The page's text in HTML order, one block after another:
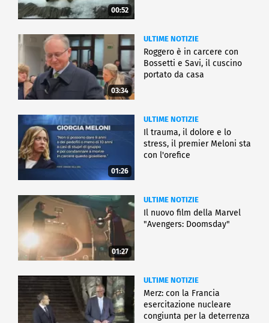
00:52
03:34
ULTIME NOTIZIE
Roggero è in carcere con
Bossetti e Savi, il cuscino
portato da casa
01:26
ULTIME NOTIZIE
Il trauma, il dolore e lo
stress, il premier Meloni sta
con l'orefice
01:27
ULTIME NOTIZIE
Il nuovo film della Marvel
"Avengers: Doomsday"
ULTIME NOTIZIE
Merz: con la Francia
esercitazione nucleare
congiunta per la deterrenza